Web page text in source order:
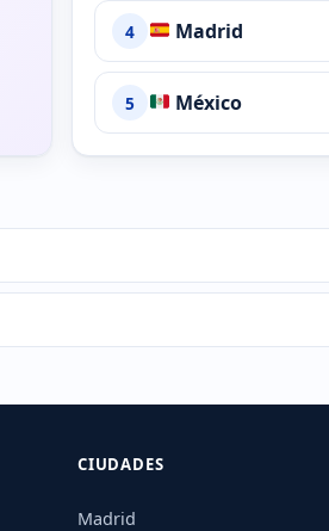
4 Madrid
5 México
CIUDADES
Madrid